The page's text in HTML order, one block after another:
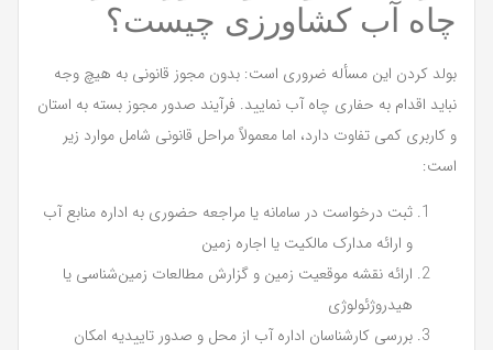
چاه آب کشاورزی چیست؟
بولد کردن این مسأله ضروری است: بدون مجوز قانونی به هیچ وجه
نباید اقدام به حفاری چاه آب نمایید. فرآیند صدور مجوز بسته به استان
و کاربری کمی تفاوت دارد، اما معمولاً مراحل قانونی شامل موارد زیر
است:
ثبت درخواست در سامانه یا مراجعه حضوری به اداره منابع آب
و ارائه مدارک مالکیت یا اجاره زمین
ارائه نقشه موقعیت زمین و گزارش مطالعات زمین‌شناسی یا
هیدروژئولوژی
بررسی کارشناسان اداره آب از محل و صدور تاییدیه امکان